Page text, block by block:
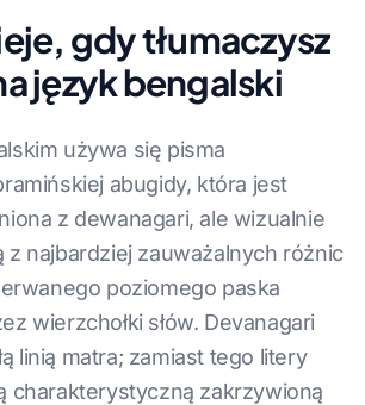
gdy tłumaczysz
język bengalski
używa się pisma
abugidy, która jest
z dewanagari, ale wizualnie
z najbardziej zauważalnych różnic
poziomego paska
wierzchołki słów. Devanagari
linią matra; zamiast tego litery
charakterystyczną zakrzywioną